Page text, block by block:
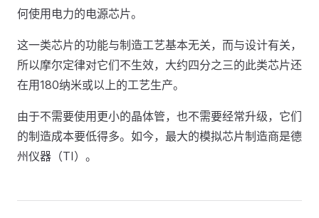
何使用电力的电源芯片。
这一类芯片的功能与制造工艺基本无关，而与设计有关，
所以摩尔定律对它们不生效，大约四分之三的此类芯片还
在用180纳米或以上的工艺生产。
由于不需要使用更小的晶体管，也不需要经常升级，它们
的制造成本要低得多。如今，最大的模拟芯片制造商是德
州仪器（TI）。